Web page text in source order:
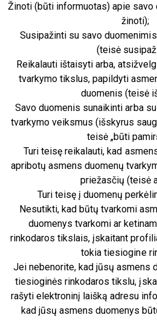
Žinoti (būti informuotas) apie savo
žinoti);
Susipažinti su savo
(teisė
Reikalauti ištaisyti arba,
tvarkymo tikslus, papildyti
duomenis (teisė
Savo duomenis sunaikinti arba
tvarkymo veiksmus (išskyrus
teisė „būti
Turi teisę reikalauti, kad
apribotų asmens duomenų
priežasčių (teisė
Turi teisę į duomenų
Nesutikti, kad būtų tvarkomi
duomenys tvarkomi ar
rinkodaros tikslais, įskaitant
tokia tiesiogine
Jei nebenorite, kad jūsų asmens
tiesioginės rinkodaros tikslu,
rašyti elektroninį laišką adresu
kad jūsų asmens duomenys